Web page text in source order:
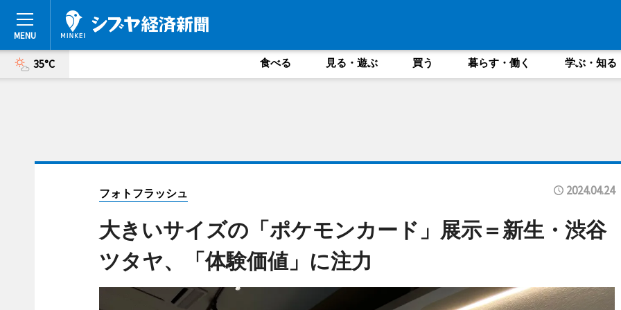
35°C 食べる 見る・遊ぶ 買う 暮らす・働く 学ぶ・知る
フォトフラッシュ 2024.04.24
大きいサイズの「ポケモンカード」展示＝新生・渋谷
ツタヤ、「体験価値」に注力